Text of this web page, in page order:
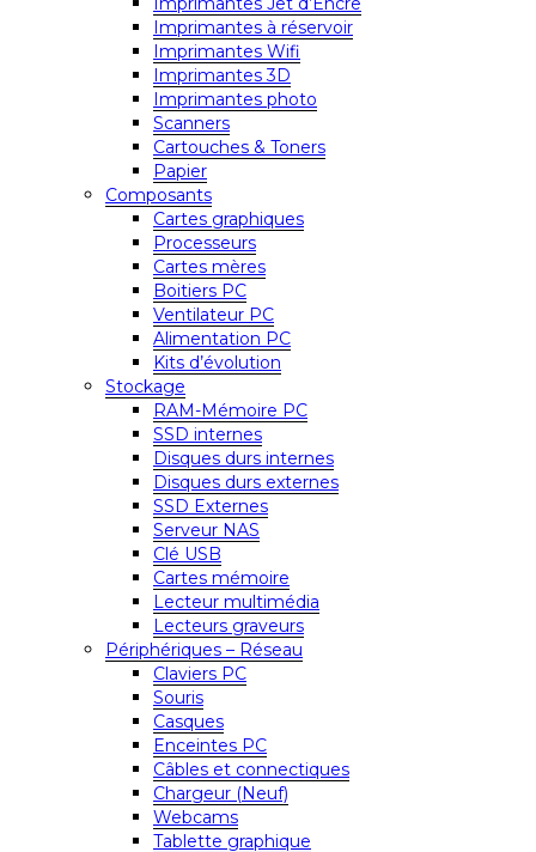
Imprimantes à réservoir
Imprimantes Wifi
Imprimantes 3D
Imprimantes photo
Scanners
Cartouches & Toners
Papier
Composants
Cartes graphiques
Processeurs
Cartes mères
Boitiers PC
Ventilateur PC
Alimentation PC
Kits d’évolution
Stockage
RAM-Mémoire PC
SSD internes
Disques durs internes
Disques durs externes
SSD Externes
Serveur NAS
Clé USB
Cartes mémoire
Lecteur multimédia
Lecteurs graveurs
Périphériques – Réseau
Claviers PC
Souris
Casques
Enceintes PC
Câbles et connectiques
Chargeur (Neuf)
Webcams
Tablette graphique